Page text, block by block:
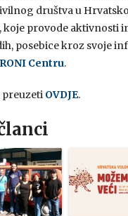
društva u
koje provode aktivnosti
posebice kroz svoje
Centru.
OVDJE.